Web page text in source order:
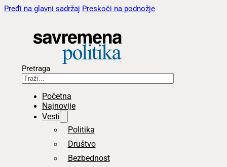
Pređi na glavni sadržaj Preskoči na podnožje
Pretraga
Početna
Najnovije
Vesti
Politika
Društvo
Bezbednost